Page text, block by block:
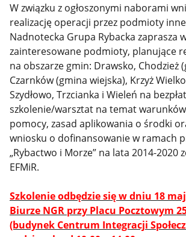
W związku z ogłoszonymi naborami
realizację operacji przez podmioty inne
Nadnotecka Grupa Rybacka zaprasza
zainteresowane podmioty, planujące
na obszarze gmin: Drawsko, Chodzież
Czarnków (gmina wiejska), Krzyż
Szydłowo, Trzcianka i Wieleń na
szkolenie/warsztat na temat
pomocy, zasad aplikowania o środki
wniosku o dofinansowanie w ramach
„Rybactwo i Morze” na lata 2014-2020
EFMiR.
Szkolenie odbędzie się w dniu 18
Biurze NGR przy Placu Pocztowym
(budynek Centrum Integracji